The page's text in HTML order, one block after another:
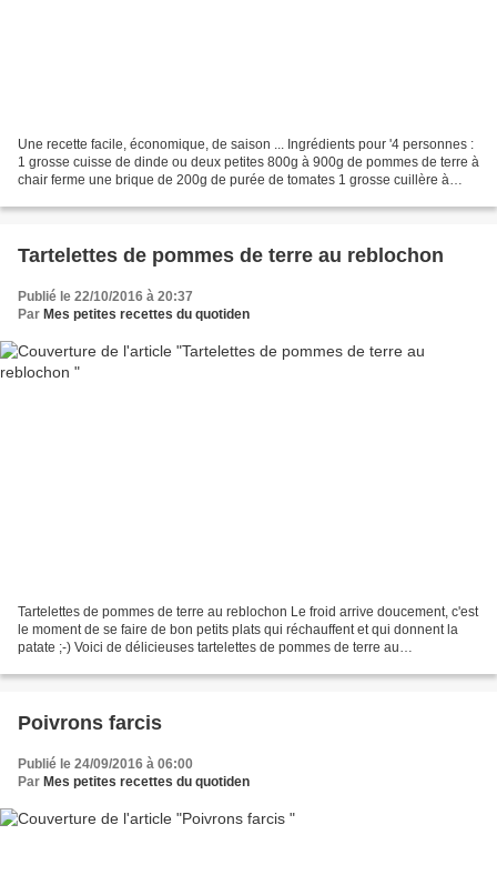
Une recette facile, économique, de saison ... Ingrédients pour '4 personnes :
1 grosse cuisse de dinde ou deux petites 800g à 900g de pommes de terre à
chair ferme une brique de 200g de purée de tomates 1 grosse cuillère à
Tartelettes de pommes de terre au reblochon
Publié le 22/10/2016 à 20:37
Par Mes petites recettes du quotiden
Tartelettes de pommes de terre au reblochon Le froid arrive doucement, c'est
le moment de se faire de bon petits plats qui réchauffent et qui donnent la
patate ;-) Voici de délicieuses tartelettes de pommes de terre au
Poivrons farcis
Publié le 24/09/2016 à 06:00
Par Mes petites recettes du quotiden